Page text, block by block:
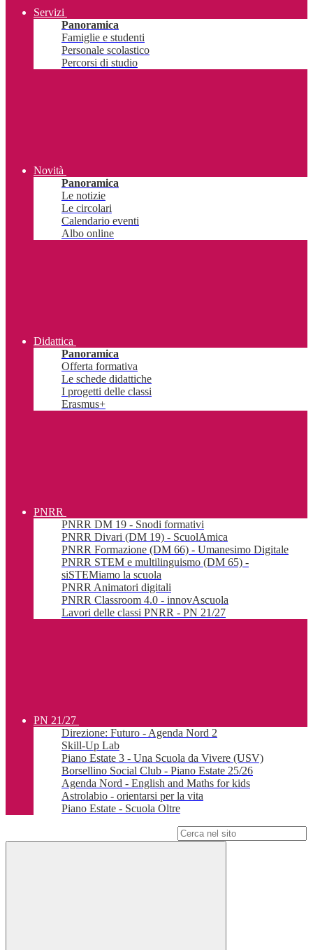
Servizi
Panoramica
Famiglie e studenti
Personale scolastico
Percorsi di studio
Novità
Panoramica
Le notizie
Le circolari
Calendario eventi
Albo online
Didattica
Panoramica
Offerta formativa
Le schede didattiche
I progetti delle classi
Erasmus+
PNRR
PNRR DM 19 - Snodi formativi
PNRR Divari (DM 19) - ScuolAmica
PNRR Formazione (DM 66) - Umanesimo Digitale
PNRR STEM e multilinguismo (DM 65) -
siSTEMiamo la scuola
PNRR Animatori digitali
PNRR Classroom 4.0 - innovAscuola
Lavori delle classi PNRR - PN 21/27
PN 21/27
Direzione: Futuro - Agenda Nord 2
Skill-Up Lab
Piano Estate 3 - Una Scuola da Vivere (USV)
Borsellino Social Club - Piano Estate 25/26
Agenda Nord - English and Maths for kids
Astrolabio - orientarsi per la vita
Piano Estate - Scuola Oltre